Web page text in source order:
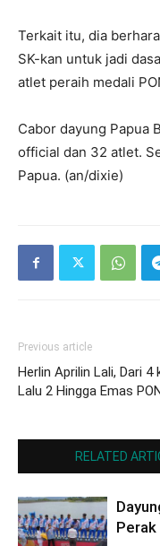
Terkait itu, dia
SK-kan untuk jadi
atlet peraih medali
Cabor dayung Papua
official dan 32 atlet.
Papua. (an/dixie)
Previous article
Herlin Aprilin Lali, Dari 4
Lalu 2 Hingga Emas
RELATED
Perak